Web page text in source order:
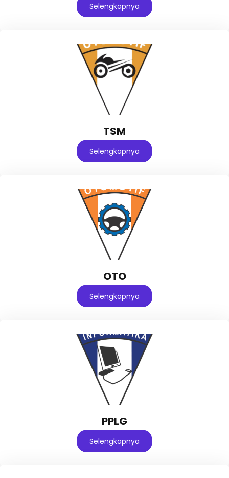
Selengkapnya
TSM
Selengkapnya
OTO
Selengkapnya
PPLG
Selengkapnya